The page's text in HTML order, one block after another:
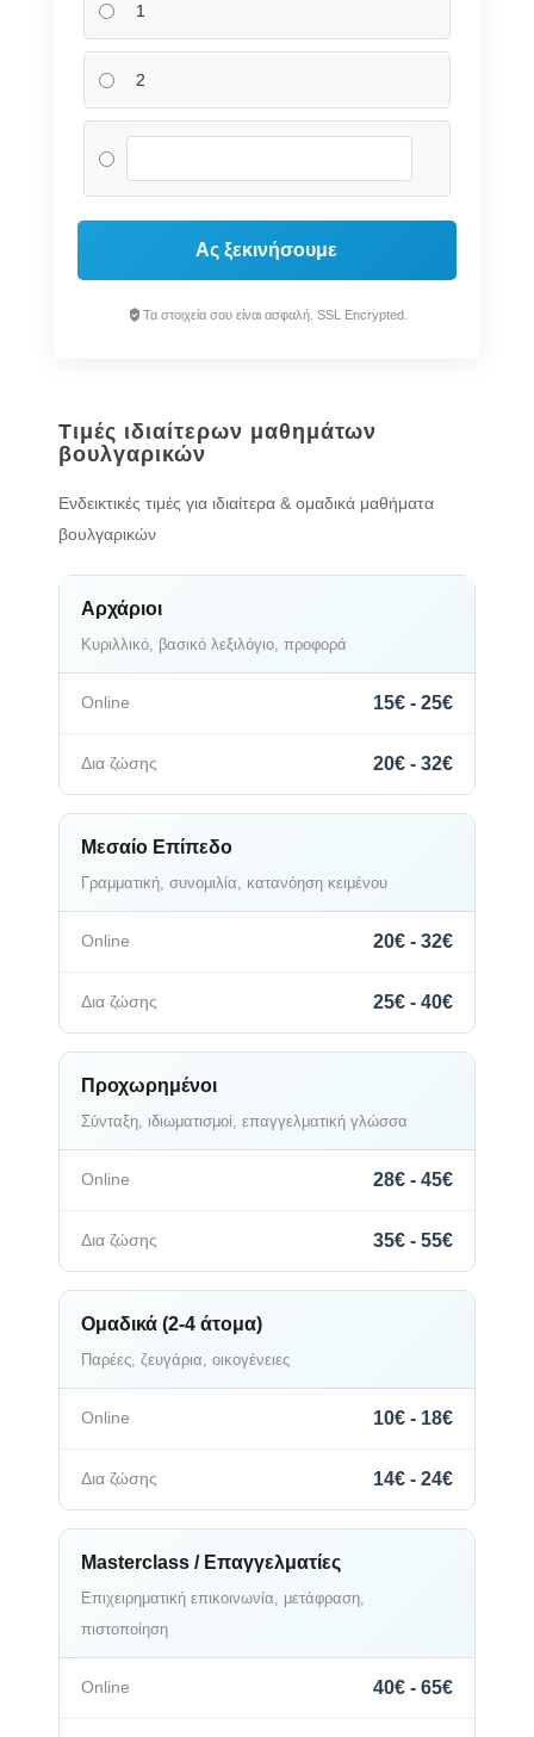
1
2
Ας ξεκινήσουμε
Τα στοιχεία σου είναι ασφαλή. SSL Encrypted.
Τιμές ιδιαίτερων μαθημάτων
βουλγαρικών
Ενδεικτικές τιμές για ιδιαίτερα & ομαδικά μαθήματα
βουλγαρικών
Αρχάριοι
Κυριλλικό, βασικό λεξιλόγιο, προφορά
15€ - 25€
20€ - 32€
Μεσαίο Επίπεδο
Γραμματική, συνομιλία, κατανόηση κειμένου
20€ - 32€
25€ - 40€
Προχωρημένοι
Σύνταξη, ιδιωματισμοί, επαγγελματική γλώσσα
28€ - 45€
35€ - 55€
Ομαδικά (2-4 άτομα)
Παρέες, ζευγάρια, οικογένειες
10€ - 18€
14€ - 24€
Masterclass / Επαγγελματίες
Επιχειρηματική επικοινωνία, μετάφραση,
πιστοποίηση
40€ - 65€